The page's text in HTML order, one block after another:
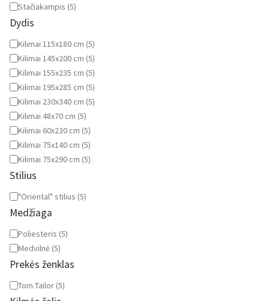
Forma
Stačiakampis (5)
Dydis
Dydis
Kilimai 115x180 cm (5)
Kilimai 145x200 cm (5)
Kilimai 155x235 cm (5)
Kilimai 195x285 cm (5)
Kilimai 230x340 cm (5)
Kilimai 48x70 cm (5)
Kilimai 60x230 cm (5)
Kilimai 75x140 cm (5)
Kilimai 75x290 cm (5)
Stilius
Stilius
"Oriental" stilius (5)
Medžiaga
Medžiaga
Poliesteris (5)
Medvilnė (5)
Prekės ženklas
Prekės
ženklas
Tom Tailor (5)